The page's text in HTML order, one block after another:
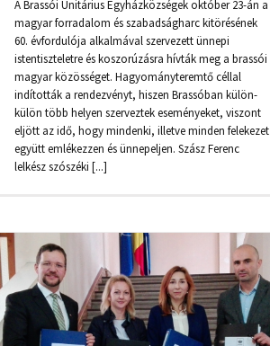
A Brassói Unitárius Egyházközségek október 23-án a
magyar forradalom és szabadságharc kitörésének
60. évfordulója alkalmával szervezett ünnepi
istentiszteletre és koszorúzásra hívták meg a brassói
magyar közösséget. Hagyományteremtő céllal
indították a rendezvényt, hiszen Brassóban külön-
külön több helyen szerveztek eseményeket, viszont
eljött az idő, hogy mindenki, illetve minden felekezet
együtt emlékezzen és ünnepeljen. Szász Ferenc
lelkész szószéki [...]